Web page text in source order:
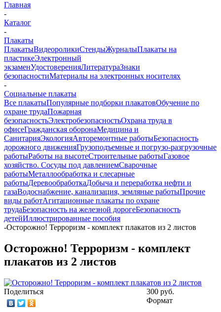
Главная
-
Каталог
-
Плакаты
ПлакатыВидеороликиСтендыЖурналыПлакаты на
пластикеЭлектронный
экзаменУдостоверенияЛитератураЗнаки
безопасностиМатериалы на электронных носителях
-
Социальные плакаты
Все плакатыПопулярные подборки плакатовОбучение по
охране трудаПожарная
безопасностьЭлектробезопасностьОхрана труда в
офисеГражданская оборонаМедицина и
СанитарияЭкологияАвторемонтные работыБезопасность
дорожного движенияГрузоподъемные и погрузо-разгрузочные
работыРаботы на высотеСтроительные работыГазовое
хозяйство. Сосуды под давлениемСварочные
работыМеталлообработка и слесарные
работыДеревообработкаДобыча и переработка нефти и
газаВодоснабжение, канализация, земляные работыПрочие
виды работАгитационные плакаты по охране
трудаБезопасность на железной дорогеБезопасность
детейИллюстрированные пособия
-Осторожно! Терроризм - комплект плакатов из 2 листов
Осторожно! Терроризм - комплект
плакатов из 2 листов
Поделиться
300 руб.
Формат